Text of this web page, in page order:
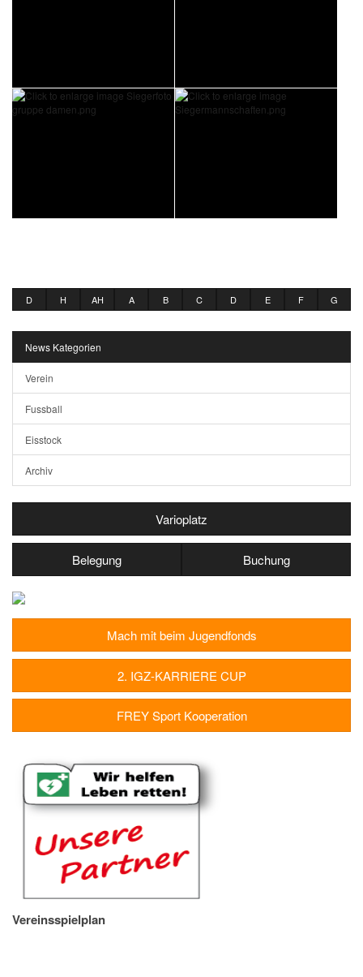
D H AH A B C D E F G
News Kategorien
Verein
Fussball
Eisstock
Archiv
Varioplatz
Belegung Buchung
Mach mit beim Jugendfonds
2. IGZ-KARRIERE CUP
FREY Sport Kooperation
Vereinsspielplan